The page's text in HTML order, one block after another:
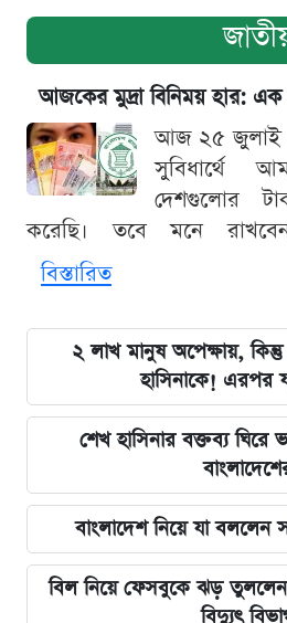
আজকের মুদ্রা বিনিময় হার:
আজ ২৫ জুলাই
সুবিধার্থে
দেশগুলোর
করেছি। তবে মনে
বিস্তারিত
২ লাখ মানুষ অপেক্ষায়,
হাসিনাকে! এরপর
শেখ হাসিনার বক্তব্য ঘিরে
বাংলাদেশ নিয়ে যা
বিল নিয়ে ফেসবুকে ঝড়
বিদ্যুৎ